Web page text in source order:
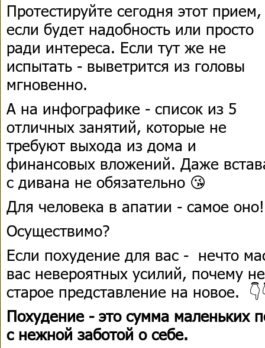
Протестируйте сегодня этот прием,
если будет надобность или просто
ради интереса. Если тут же не
испытать - выветрится из головы
мгновенно.
А на инфографике - список из 5
отличных занятий, которые не
требуют выхода из дома и
финансовых вложений. Даже
с дивана не обязательно 😘
Для человека в апатии - самое оно!
Осуществимо?
Если похудение для вас - нечто
вас невероятных усилий, почему
старое представление на новое.
Похудение - это сумма маленьких
с нежной заботой о себе.